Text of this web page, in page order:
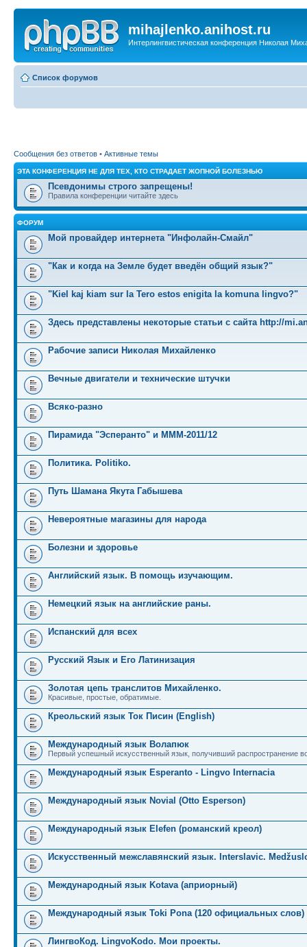
mihajlenko.anihost.ru
Интерлингвистическая конференция Николая
Список форумов
Сообщения без ответов • Активные темы
ЭТА КОНФЕРЕНЦИЯ НЕ ДЛЯ ТЕХ, КТО СТРАДАЕТ ЖОПНОЙ БОЛЕЗНЬЮ
Псевдонимы строго запрещены!
Правила конференции читайте здесь
ФОРУМ
Мой провайдер интернета "Инфолайн-Смайл"
"Как и когда на Земле будет введён общий язык?"
"Kiel kaj kiam sur la Tero estos enigita la komuna lingvo?"
Здесь представлены некоторые статьи с сайта http://
Рабочие записи Николая Михайленко
Вечные двигатели и технические штучки
Всяко-разно
Пирамида "Эсперанто" и MMM-2011/12
Политика. Politiko.
Путь Шамана Якута Габышева
Невероятные магазины для народа
Болезни и здоровье
Английский язык. В помощь изучающим.
Немецкий язык на английские раны.
Испанский для всех
Русский Язык и Его Латинизация
Золотая цепь транслитов Михайленко.
Красивые, простые, обратимые.
Креольский язык Ток Писин (English)
Международный язык Волапюк
Первый успешный искусственный язык, получивший распространение
Международный язык Esperanto - Lingvo Internacia
Международный язык Novial (Otto Esperson)
Международный язык Elefen (романский креол)
Искусственный межславянский язык. Interslavic.
Международный язык Kotava (априорный)
Международный язык Toki Pona (120 официальных слов)
ЛингвоКод. LingvoKodo. Мои проекты.